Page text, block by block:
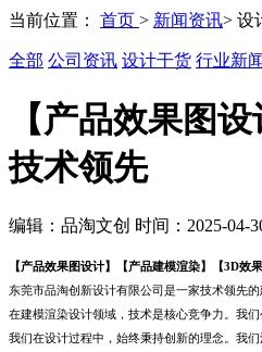
当前位置： 首页 > 新闻资讯> 设
全部 公司资讯 设计干货 行业新闻
【产品效果图
技术领先
编辑：品淘文创 时间：2025-04-
【产品效果图设计】【产品建模渲染】【3D
东莞市品淘创新设计有限公司是一家技术领先
在建模渲染设计领域，技术是核心竞争力。我
我们在设计过程中，始终秉持创新的理念。我